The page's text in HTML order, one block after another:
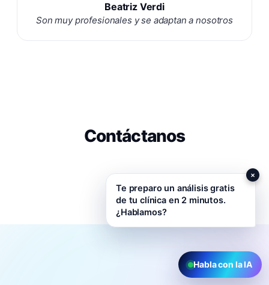
Beatriz Verdi
Son muy profesionales y se adaptan a nosotros
Contáctanos
Habla con la IA
×
Te preparo un análisis gratis
de tu clínica en 2 minutos.
¿Hablamos?